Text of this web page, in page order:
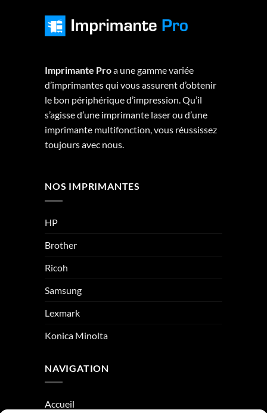
Imprimante Proa une gamme variée
d’imprimantes qui vous assurent d’obtenir
le bon périphérique d’impression. Qu’il
s’agisse d’une imprimante laser ou d’une
imprimante multifonction, vous réussissez
toujours avec nous.
NOS IMPRIMANTES
HP
Brother
Ricoh
Samsung
Lexmark
Konica Minolta
NAVIGATION
Accueil